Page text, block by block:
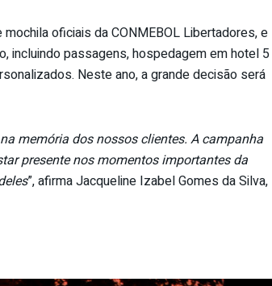
oficiais da CONMEBOL Libertadores, e
incluindo passagens, hospedagem em hotel 5
Neste ano, a grande decisão será
memória dos nossos clientes. A campanha
presente nos momentos importantes da
”, afirma Jacqueline Izabel Gomes da Silva,